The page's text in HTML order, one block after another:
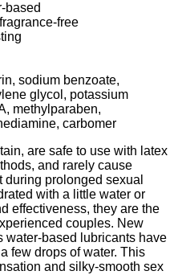
based
free
sodium benzoate,
glycol, potassium
methylparaben,
carbomer
are safe to use with latex
and rarely cause
prolonged sexual
with a little water or
effectiveness, they are the
couples. New
water-based lubricants have
few drops of water. This
and silky-smooth sex